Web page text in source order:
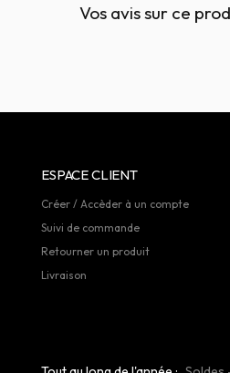
Vos avis sur ce
ESPACE CLIENT
Créer / Accèder à un compte
Suivi de commande
Retourner un produit
Livraison